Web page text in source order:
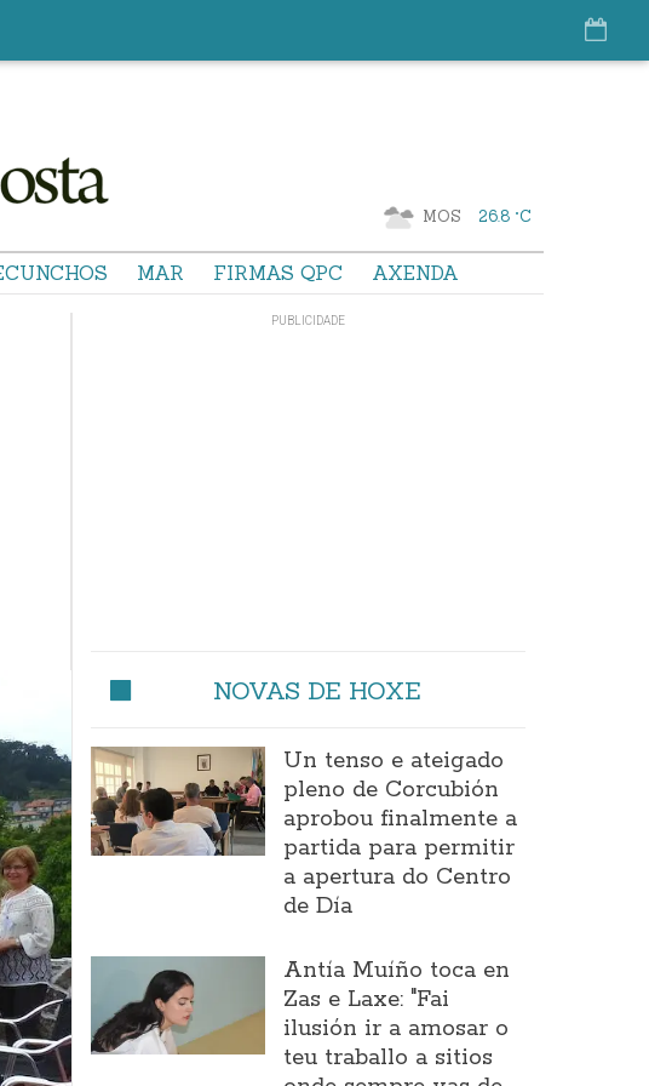
MOS 26.8 °C
MAR FIRMAS QPC AXENDA
NOVAS DE HOXE
Un tenso e ateigado
pleno de Corcubión
aprobou finalmente a
partida para permitir
a apertura do Centro
de Día
Antía Muíño toca en
Zas e Laxe: "Fai
ilusión ir a amosar o
teu traballo a sitios